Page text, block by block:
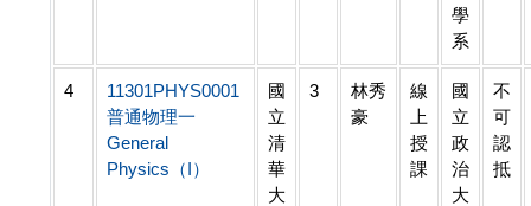
學
系
4
11301PHYS0001
普通物理一
General
Physics（I）
國
立
清
華
大
3
林秀
豪
線
上
授
課
國
立
政
治
大
不
可
認
抵